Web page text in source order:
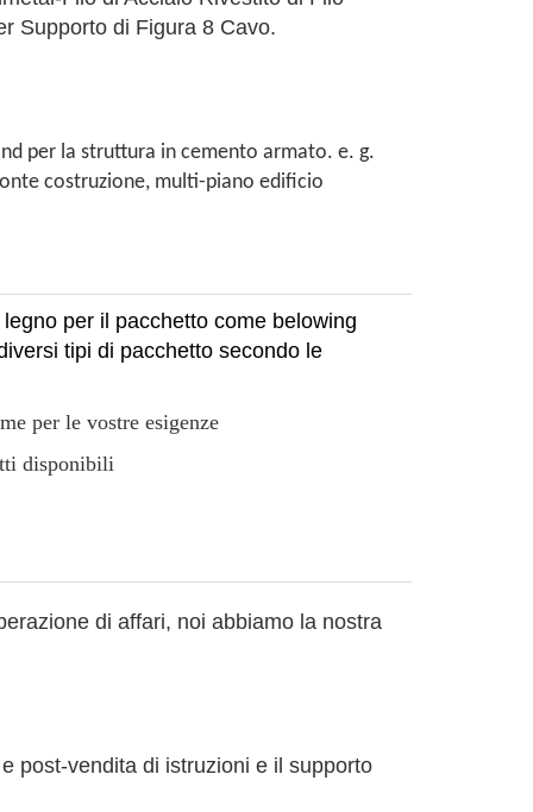
Supporto di Figura 8 Cavo.
per la struttura in cemento armato. e. g.
costruzione, multi-piano edificio
per il pacchetto come belowing
tipi di pacchetto secondo le
per le vostre esigenze
disponibili
di affari, noi abbiamo la nostra
post-vendita di istruzioni e il supporto